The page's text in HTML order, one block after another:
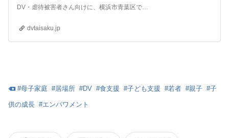
DV・虐待被害者さん向けに、横浜市青葉区で、カウンセリング、シェルターの提供、食品配布、各種手続きのお手伝いなどの支援をしています。ご相談ください。
dvtaisaku.jp
#母子家庭 #居場所 #DV #食支援 #子ども支援 #若者 #親子 #子
供の成長 #エンパワメント